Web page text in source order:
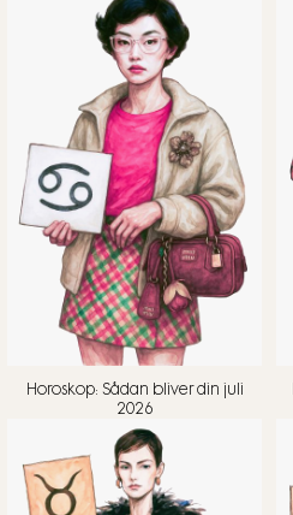
Horoskop: Sådan bliver din juli
2026